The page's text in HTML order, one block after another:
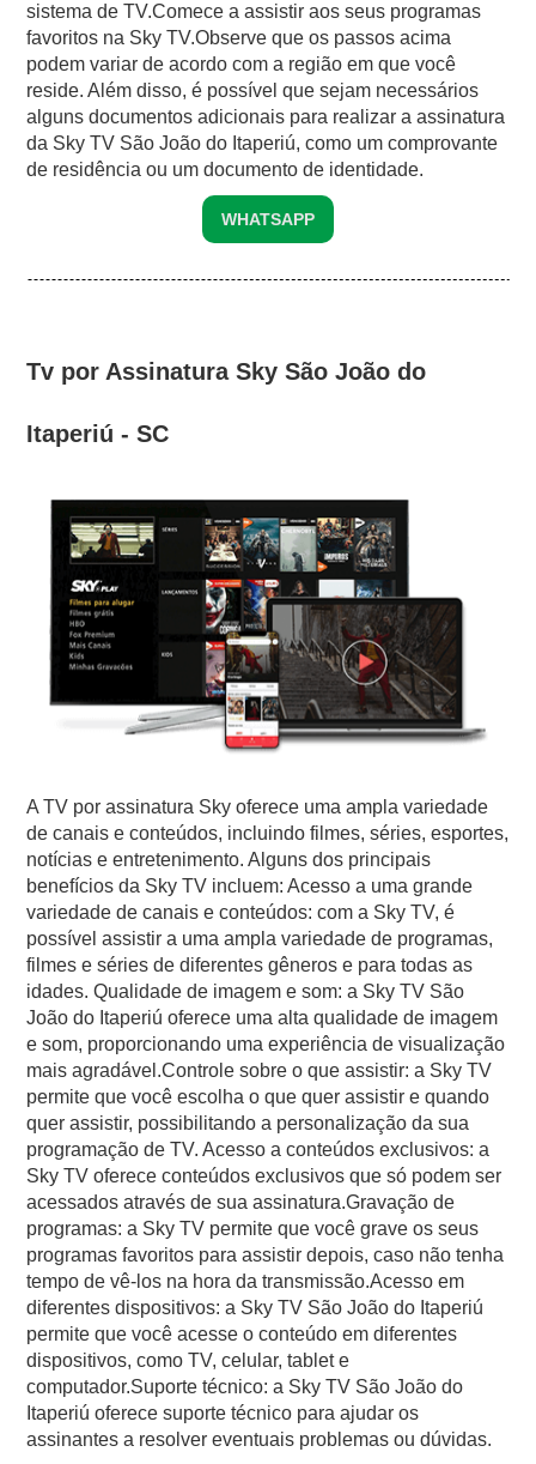
sistema de TV.Comece a assistir aos seus programas
favoritos na Sky TV.Observe que os passos acima
podem variar de acordo com a região em que você
reside. Além disso, é possível que sejam necessários
alguns documentos adicionais para realizar a assinatura
da Sky TV São João do Itaperiú, como um comprovante
de residência ou um documento de identidade.
WHATSAPP
Tv por Assinatura Sky São João do
Itaperiú - SC
A TV por assinatura Sky oferece uma ampla variedade
de canais e conteúdos, incluindo filmes, séries, esportes,
notícias e entretenimento. Alguns dos principais
benefícios da Sky TV incluem: Acesso a uma grande
variedade de canais e conteúdos: com a Sky TV, é
possível assistir a uma ampla variedade de programas,
filmes e séries de diferentes gêneros e para todas as
idades. Qualidade de imagem e som: a Sky TV São
João do Itaperiú oferece uma alta qualidade de imagem
e som, proporcionando uma experiência de visualização
mais agradável.Controle sobre o que assistir: a Sky TV
permite que você escolha o que quer assistir e quando
quer assistir, possibilitando a personalização da sua
programação de TV. Acesso a conteúdos exclusivos: a
Sky TV oferece conteúdos exclusivos que só podem ser
acessados através de sua assinatura.Gravação de
programas: a Sky TV permite que você grave os seus
programas favoritos para assistir depois, caso não tenha
tempo de vê-los na hora da transmissão.Acesso em
diferentes dispositivos: a Sky TV São João do Itaperiú
permite que você acesse o conteúdo em diferentes
dispositivos, como TV, celular, tablet e
computador.Suporte técnico: a Sky TV São João do
Itaperiú oferece suporte técnico para ajudar os
assinantes a resolver eventuais problemas ou dúvidas.